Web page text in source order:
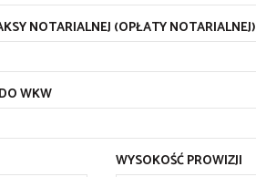
NOTARIALNEJ (OPŁATY NOTARIALNEJ)
WKW
WYSOKOŚĆ PROWIZJI